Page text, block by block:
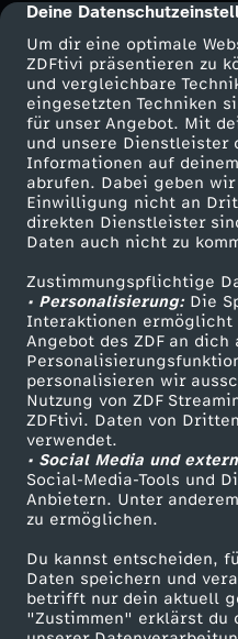
cmp-dialog-
Deine
Um dir eine optimale
ZDFtivi präsentieren zu
und vergleichbare
eingesetzten Techniken
für unser Angebot. Mit
und unsere Dienstleister
Informationen auf
abrufen. Dabei geben
Einwilligung nicht an
direkten Dienstleister
Daten auch nicht zu
Zustimmungspflichtige
• Personalisierung:Die
Interaktionen ermöglicht
Angebot des ZDF an dich
personalisieren wir
Nutzung von ZDF
ZDFtivi. Daten von
verwendet.
• Social Media und
Social-Media-Tools und
Anbietern. Unter
zu ermöglichen.
Du kannst entscheiden,
Daten speichern und
betrifft nur dein aktuell
"Zustimmen" erklärst du
Mehr ZDF
ZDF-Apps
Smart TV
ZDFtext
Livestreams
Sendungen A-Z
TV-Programm
ZDF Unternehmen
Karriere
ZDF goes Schule
Werbefernsehen